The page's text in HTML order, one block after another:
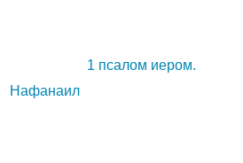
1 псалом иером.
Нафанаил